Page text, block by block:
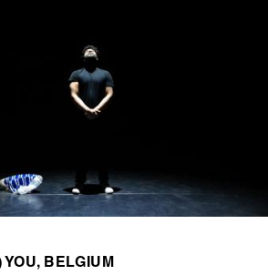
BELGIUM